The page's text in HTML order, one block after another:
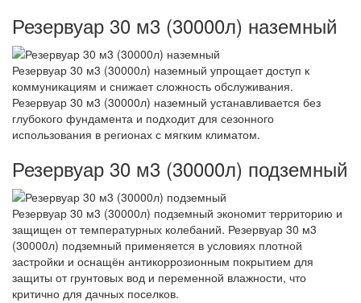
Резервуар 30 м3 (30000л) наземный
Резервуар 30 м3 (30000л) наземный упрощает доступ к
коммуникациям и снижает сложность обслуживания.
Резервуар 30 м3 (30000л) наземный устанавливается без
глубокого фундамента и подходит для сезонного
использования в регионах с мягким климатом.
Резервуар 30 м3 (30000л) подземный
Резервуар 30 м3 (30000л) подземный экономит территорию и
защищен от температурных колебаний. Резервуар 30 м3
(30000л) подземный применяется в условиях плотной
застройки и оснащён антикоррозионным покрытием для
защиты от грунтовых вод и переменной влажности, что
критично для дачных поселков.